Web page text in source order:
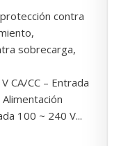
contra
sobrecarga,
CA/CC – Entrada
100 ~ 240 V...